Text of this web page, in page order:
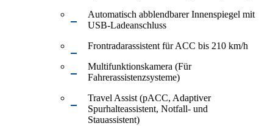
Automatisch abblendbarer Innenspiegel mit
USB-Ladeanschluss
Frontradarassistent für ACC bis 210 km/h
Multifunktionskamera (Für
Fahrerassistenzsysteme)
Travel Assist (pACC, Adaptiver
Spurhalteassistent, Notfall- und
Stauassistent)